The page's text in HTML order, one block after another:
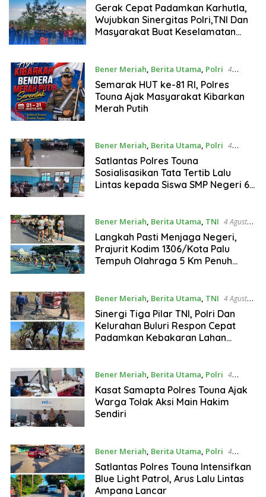
Agustus 2026
Gerak Cepat Padamkan Karhutla,
Wujubkan Sinergitas Polri,TNI Dan
Masyarakat Buat Keselamatan
Bener Meriah Berita Utama Polri 4
Agustus 2026
Semarak HUT ke-81 RI, Polres
Touna Ajak Masyarakat Kibarkan
Merah Putih
Bener Meriah, Berita Utama, Polri 4
Agustus 2026
Satlantas Polres Touna
Sosialisasikan Tata Tertib Lalu
Lintas kepada Siswa SMP Negeri 6
Bener Meriah, Berita Utama, TNI 4 Agustus
2026
Langkah Pasti Menjaga Negeri,
Prajurit Kodim 1306/Kota Palu
Tempuh Olahraga 5 Km Penuh
Bener Meriah, Berita Utama, TNI 4 Agustus
2026
Sinergi Tiga Pilar TNI, Polri Dan
Kelurahan Buluri Respon Cepat
Padamkan Kebakaran Lahan
Bener Meriah, Berita Utama, Polri 4
Agustus 2026
Kasat Samapta Polres Touna Ajak
Warga Tolak Aksi Main Hakim
Sendiri
Bener Meriah, Berita Utama, Polri 4
Agustus 2026
Satlantas Polres Touna Intensifkan
Blue Light Patrol, Arus Lalu Lintas
Ampana Lancar